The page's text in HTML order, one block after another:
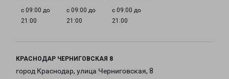
с 09:00 до
21:00
с 09:00 до
21:00
с 09:00 до
21:00
КРАСНОДАР ЧЕРНИГОВСКАЯ 8
город Краснодар, улица Черниговская, 8